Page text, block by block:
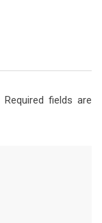
Required fields are